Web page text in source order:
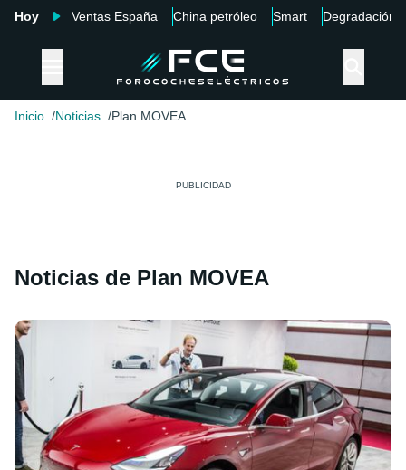
Hoy Ventas España China petróleo Smart Degradación
Inicio Noticias Plan MOVEA
Noticias de Plan MOVEA